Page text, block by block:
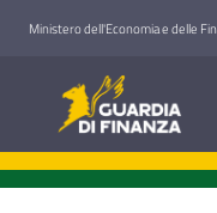
Ministero dell'Economia e delle
Guardia di
Guardia di Finanza